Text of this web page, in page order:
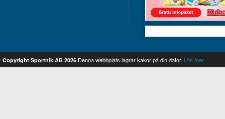
Copyright Sportnik AB 2026 Denna webbplats lagrar kakor på din dator. Läs mer